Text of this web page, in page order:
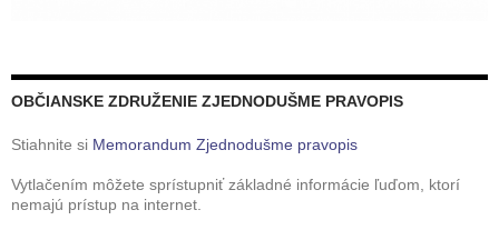
OBČIANSKE ZDRUŽENIE ZJEDNODUŠME PRAVOPIS
Stiahnite si Memorandum Zjednodušme pravopis
Vytlačením môžete sprístupniť základné informácie ľuďom, ktorí
nemajú prístup na internet.